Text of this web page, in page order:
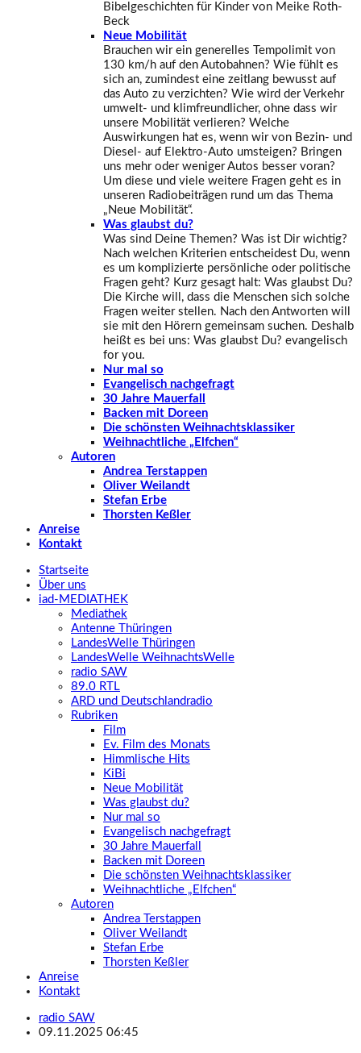
Bibelgeschichten für Kinder von Meike Roth-
Beck
Neue Mobilität
Brauchen wir ein generelles Tempolimit von
130 km/h auf den Autobahnen? Wie fühlt es
sich an, zumindest eine zeitlang bewusst auf
das Auto zu verzichten? Wie wird der Verkehr
umwelt- und klimfreundlicher, ohne dass wir
unsere Mobilität verlieren? Welche
Auswirkungen hat es, wenn wir von Bezin- und
Diesel- auf Elektro-Auto umsteigen? Bringen
uns mehr oder weniger Autos besser voran?
Um diese und viele weitere Fragen geht es in
unseren Radiobeiträgen rund um das Thema
„Neue Mobilität“.
Was glaubst du?
Was sind Deine Themen? Was ist Dir wichtig?
Nach welchen Kriterien entscheidest Du, wenn
es um komplizierte persönliche oder politische
Fragen geht? Kurz gesagt halt: Was glaubst Du?
Die Kirche will, dass die Menschen sich solche
Fragen weiter stellen. Nach den Antworten will
sie mit den Hörern gemeinsam suchen. Deshalb
heißt es bei uns: Was glaubst Du? evangelisch
for you.
Nur mal so
Evangelisch nachgefragt
30 Jahre Mauerfall
Backen mit Doreen
Die schönsten Weihnachtsklassiker
Weihnachtliche „Elfchen“
Autoren
Andrea Terstappen
Oliver Weilandt
Stefan Erbe
Thorsten Keßler
Anreise
Kontakt
Startseite
Über uns
iad-MEDIATHEK
Mediathek
Antenne Thüringen
LandesWelle Thüringen
LandesWelle WeihnachtsWelle
radio SAW
89.0 RTL
ARD und Deutschlandradio
Rubriken
Film
Ev. Film des Monats
Himmlische Hits
KiBi
Neue Mobilität
Was glaubst du?
Nur mal so
Evangelisch nachgefragt
30 Jahre Mauerfall
Backen mit Doreen
Die schönsten Weihnachtsklassiker
Weihnachtliche „Elfchen“
Autoren
Andrea Terstappen
Oliver Weilandt
Stefan Erbe
Thorsten Keßler
Anreise
Kontakt
radio SAW
09.11.2025 06:45